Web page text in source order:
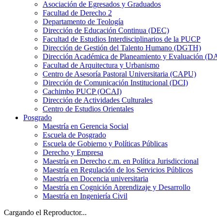
Asociación de Egresados y Graduados
Facultad de Derecho 2
Departamento de Teología
Dirección de Educación Continua (DEC)
Facultad de Estudios Interdisciplinarios de la PUCP
Dirección de Gestión del Talento Humano (DGTH)
Dirección Académica de Planeamiento y Evaluación
Facultad de Arquitectura y Urbanismo
Centro de Asesoría Pastoral Universitaria (CAPU)
Dirección de Comunicación Institucional (DCI)
Cachimbo PUCP (OCAI)
Dirección de Actividades Culturales
Centro de Estudios Orientales
Posgrado
Maestría en Gerencia Social
Escuela de Posgrado
Escuela de Gobierno y Políticas Públicas
Derecho y Empresa
Maestría en Derecho c.m. en Política Jurisdiccional
Maestría en Regulación de los Servicios Públicos
Maestría en Docencia universitaria
Maestría en Cognición Aprendizaje y Desarrollo
Maestría en Ingeniería Civil
Cargando el Reproductor...